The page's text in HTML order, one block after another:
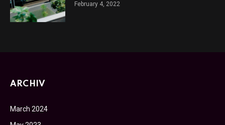
February 4, 2022
ARCHIV
March 2024